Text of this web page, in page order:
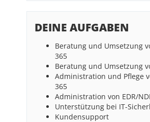
DEINE AUFGABEN
Beratung und Umsetzung
365
Beratung und Umsetzung
Administration und Pflege
365
Administration von EDR/
Unterstützung bei IT-
Kundensupport